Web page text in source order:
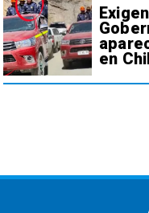
en